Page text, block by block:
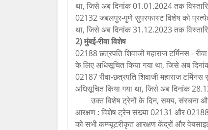
था, जिसे अब दिनांक 01.01.2024 तक
02132 जबलपुर-पुणे सुपरफास्ट विशेष को
था, जिसे अब दिनांक 31.12.2023 तक
2) मुंबई-रीवा विशेष
02188 छत्रपति शिवाजी महाराज टर्मिनस -
के लिए अधिसूचित किया गया था, जिसे अब
02187 रीवा-छत्रपति शिवाजी महाराज
अधिसूचित किया गया था, जिसे अब दिनांक
उक्त विशेष ट्रेनों के दिन, समय, संरचना
आरक्षण : विशेष ट्रेन संख्या 02131 और
को सभी कम्प्यूटरीकृत आरक्षण केंद्रों और